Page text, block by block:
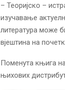
– Теоријско –
изучавање
литература може
вјештина на
Поменута књига
њихових